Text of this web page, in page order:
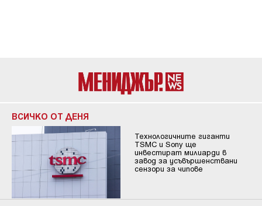
ВСИЧКО ОТ ДЕНЯ
Технологичните гиганти
TSMC и Sony ще
инвестират милиарди в
завод за усъвършенствани
сензори за чипове